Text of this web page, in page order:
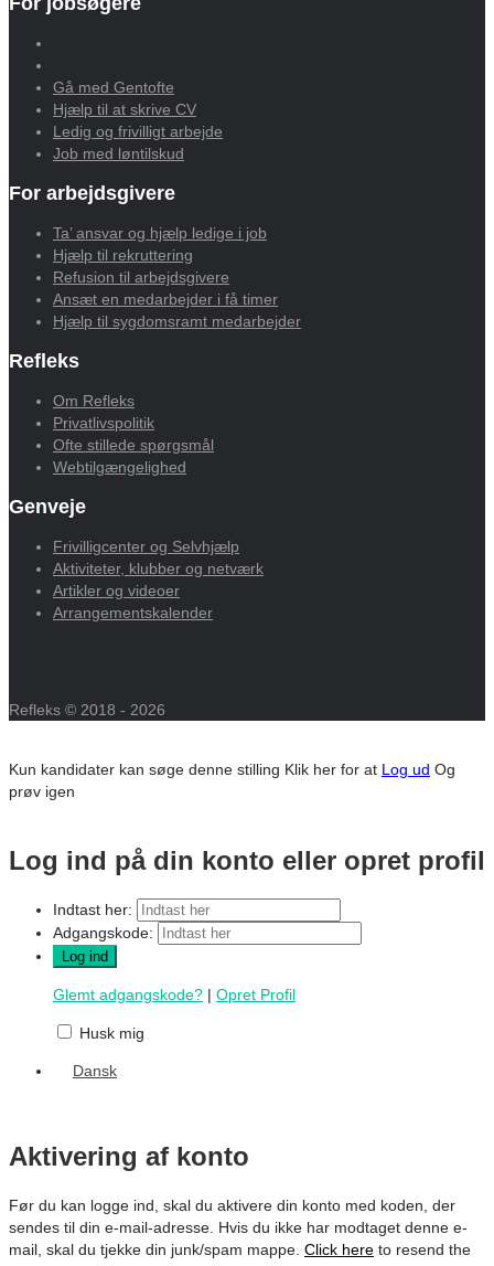
Gå med Gentofte
Hjælp til at skrive CV
Ledig og frivilligt arbejde
Job med løntilskud
For arbejdsgivere
Ta’ ansvar og hjælp ledige i job
Hjælp til rekruttering
Refusion til arbejdsgivere
Ansæt en medarbejder i få timer
Hjælp til sygdomsramt medarbejder
Refleks
Om Refleks
Privatlivspolitik
Ofte stillede spørgsmål
Webtilgængelighed
Genveje
Frivilligcenter og Selvhjælp
Aktiviteter, klubber og netværk
Artikler og videoer
Arrangementskalender
Refleks © 2018 - 2026
Kun kandidater kan søge denne stilling Klik her for at Log ud Og
prøv igen
Log ind på din konto eller opret profil
Indtast her:
Adgangskode:
Glemt adgangskode? | Opret Profil
Husk mig
Dansk
Aktivering af konto
Før du kan logge ind, skal du aktivere din konto med koden, der
sendes til din e-mail-adresse. Hvis du ikke har modtaget denne e-
mail, skal du tjekke din junk/spam mappe. Click here to resend the